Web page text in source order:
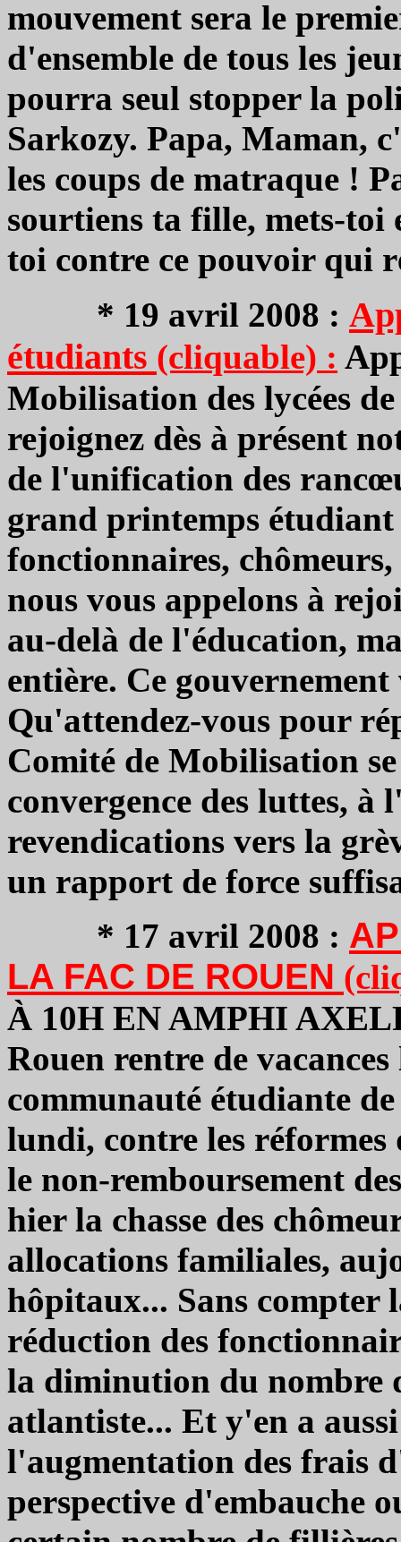
mouvement sera le
d'ensemble de tous les
pourra seul stopper la
Sarkozy. Papa, Maman,
les coups de matraque !
sourtiens ta fille, mets-toi
toi contre ce pouvoir qui
* 19 avril 2008 :
étudiants (cliquable) :
Mobilisation des lycées
rejoignez dès à présent
de l'unification des
grand printemps étudiant
fonctionnaires,
nous vous appelons à
au-delà de l'éducation,
entière. Ce
Qu'attendez-vous pour
Comité de Mobilisation
convergence des luttes, à
revendications vers la
un rapport de force
* 17 avril 2008 :
LA FAC DE ROUEN
À 10H EN AMPHI
Rouen rentre de
communauté étudiante
lundi, contre les
le non-remboursement
hier la chasse des
allocations familiales,
hôpitaux... Sans compter
réduction des
la diminution du nombre
atlantiste... Et y'en a
l'augmentation des frais
perspective d'embauche